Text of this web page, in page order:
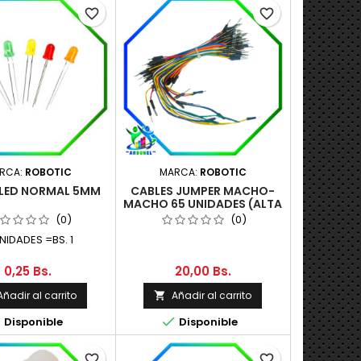
ROBOTIC
NORMAL 5MM
(0)
=BS. 1
0,25 Bs.
al carrito
Disponible
favorite_border
MARCA: ROBOTIC
CABLES JUMPER MACHO-
MACHO 65 UNIDADES (ALTA
CALIDAD)(0)
20,00 Bs.
 Añadir al carrito
 Disponible
favorite_border